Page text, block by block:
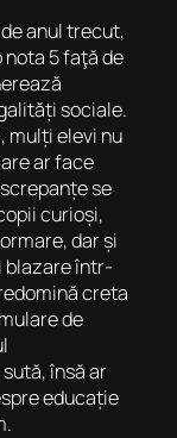
anul trecut,
nota 5 faţă de
sociale.
mulți elevi nu
ar face
se
curioși,
dar și
blazare într-
creta
de
însă ar
educație